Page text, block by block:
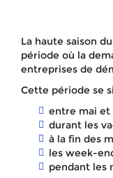
La haute saison
période où la
entreprises de
Cette période se
entre mai et
durant les
à la fin des
les week-
pendant les